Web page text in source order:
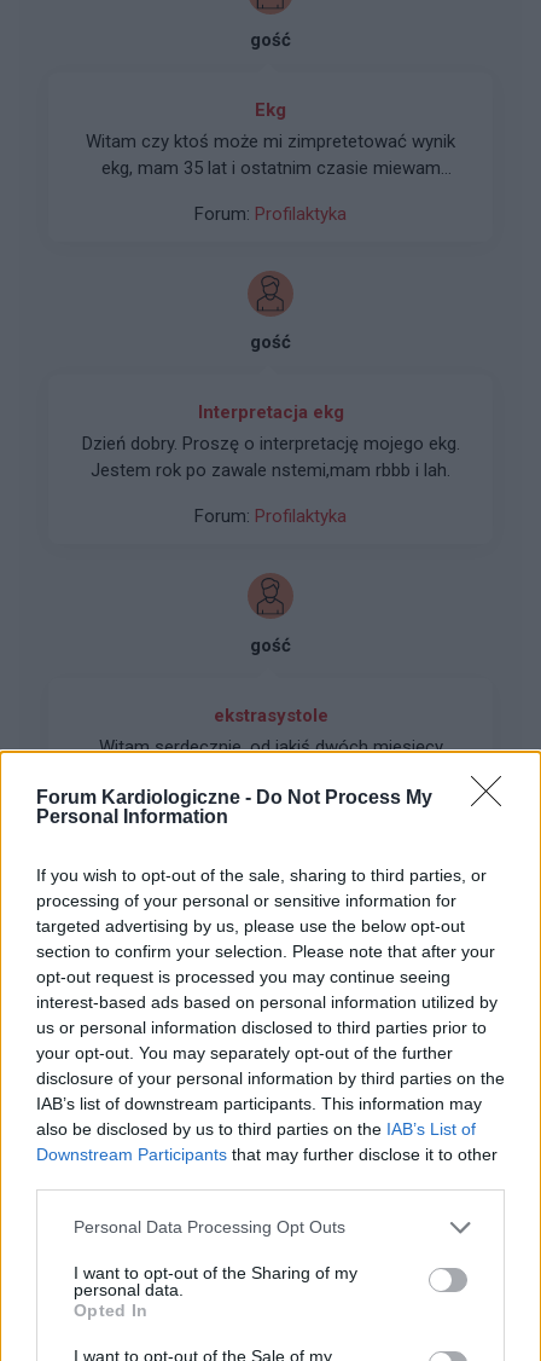
Forum Kardiologiczne - Do Not Process My
Personal Information
If you wish to opt-out of the sale, sharing to third parties, or
processing of your personal or sensitive information for
targeted advertising by us, please use the below opt-out
section to confirm your selection. Please note that after your
opt-out request is processed you may continue seeing
interest-based ads based on personal information utilized by
us or personal information disclosed to third parties prior to
your opt-out. You may separately opt-out of the further
disclosure of your personal information by third parties on the
IAB’s list of downstream participants. This information may
also be disclosed by us to third parties on the IAB’s List of
Downstream Participants that may further disclose it to other
Personal Data Processing Opt Outs
I want to opt-out of the Sharing of my
personal data.
Opted In
I want to opt-out of the Sale of my
gość
Ekg
Witam czy ktoś może mi zimpretetować wynik
ekg, mam 35 lat i ostatnim czasie miewam
dłonie,
Forum: Profilaktyka
gość
Interpretacja ekg
Dzień dobry. Proszę o interpretację mojego ekg.
Jestem rok po zawale nstemi,mam rbbb i lah.
Forum: Profilaktyka
gość
ekstrasystole
Witam serdecznie, od jakiś dwóch miesięcy
o ekstrasystole, która pojawiają się u mnie
każdego wieczora, a ostatnio w ciągu dnia.
leżącej. Są częste, czasami jedno po drugim.
Powoduje to u mnie dyskomfort, przez mam
problem z zasypianiem. Byłem u kardiologa,
który wykonał echo serca oraz ekg - wyszły
prawidłowo (musze podkreślić, że w ciągu
ostatniego miesiąca ekg mialem dwa razy)
Zrobiłem również badania krwi: morfologia,
potas, sód, crp, kreatynina, tsh, troponina - które
również wyszły w normie. Mam 32 lata, jestem
aktywny fizycznie (często biegam) I moje
pytanie jest następujace: czy to co mi dolega
dosyć mocne, czuje je w gardle i klatce, ale
osłabienie wieczorem, ale nie wiem czy one jest
uwarunkowane tym utrapieniem i ciężkim dniem)
Forum:
gość
Nieprawidłowe ekg
Witam niedawna źle mi wychodzi EKG,mam
nadciśnienie ale ostatnio ciśnienie mocno mi
spada a raz mocno rośnie,ostatnio byłam z
dusznościami na SOR,w badaniach ok a
wychodzą ujemne zalamki t od czego tak może
Forum:Profilaktyka
POWIĄZANE
Tematy dbanie o zdrowie profilaktyka
profilaktyka kardiologiczna
zdrowa dieta